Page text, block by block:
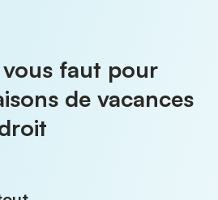
faut pour
de vacances